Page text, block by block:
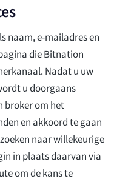
naam, e-mailadres en
die Bitnation
Nadat u uw
u doorgaans
broker om het
en akkoord te gaan
naar willekeurige
in plaats daarvan via
om de kans te